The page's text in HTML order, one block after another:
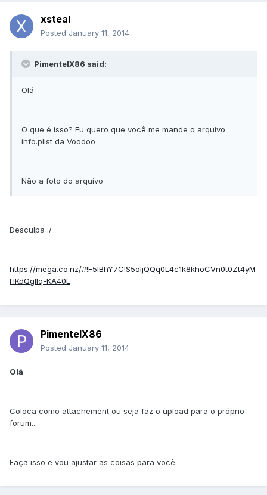
xsteal
Posted January 11, 2014
PimentelX86 said:
Olá
O que é isso? Eu quero que você me mande o arquivo
info.plist da Voodoo
Não a foto do arquivo
Desculpa :/
https://mega.co.nz/#!F5IBhY7C!S5oljQQq0L4c1k8khoCVn0t0Zt4yM
HKdQgIIq-KA40E
PimentelX86
Posted January 11, 2014
Olá
Coloca como attachement ou seja faz o upload para o próprio
forum...
Faça isso e vou ajustar as coisas para você